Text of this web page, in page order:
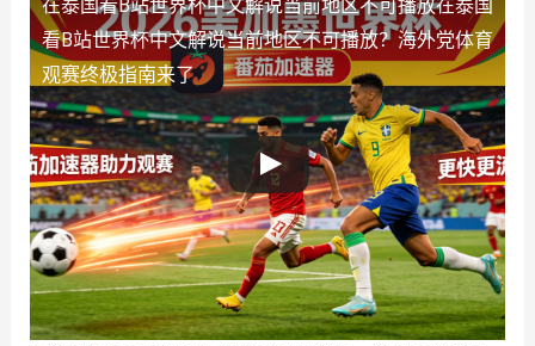
在泰国看B站世界杯中文解说当前地区不可播放在泰国
看B站世界杯中文解说当前地区不可播放？海外党体育
观赛终极指南来了